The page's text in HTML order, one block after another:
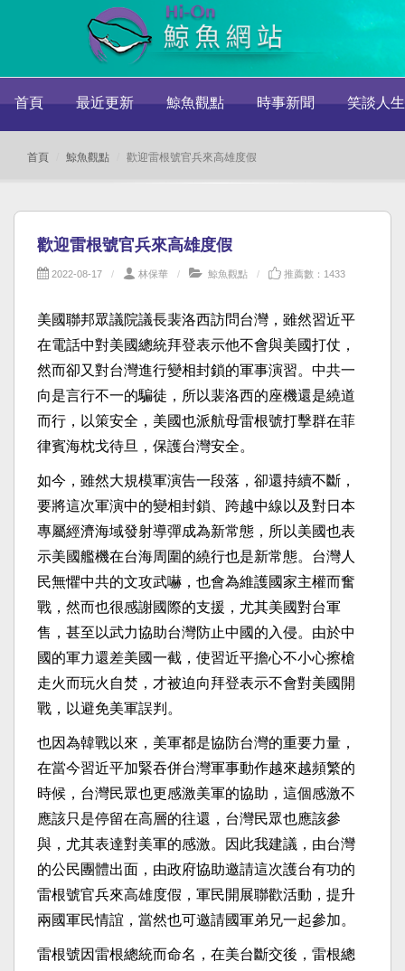
首頁 最近更新 鯨魚觀點 時事新聞 笑談人生
首頁 鯨魚觀點 歡迎雷根號官兵來高雄度假
歡迎雷根號官兵來高雄度假
2022-08-17 林保華 鯨魚觀點 推薦數：1433
美國聯邦眾議院議長裴洛西訪問台灣，雖然習近平
在電話中對美國總統拜登表示他不會與美國打仗，
然而卻又對台灣進行變相封鎖的軍事演習。中共一
向是言行不一的騙徒，所以裴洛西的座機還是繞道
而行，以策安全，美國也派航母雷根號打擊群在菲
律賓海枕戈待旦，保護台灣安全。
如今，雖然大規模軍演告一段落，卻還持續不斷，
要將這次軍演中的變相封鎖、跨越中線以及對日本
專屬經濟海域發射導彈成為新常態，所以美國也表
示美國艦機在台海周圍的繞行也是新常態。台灣人
民無懼中共的文攻武嚇，也會為維護國家主權而奮
戰，然而也很感謝國際的支援，尤其美國對台軍
售，甚至以武力協助台灣防止中國的入侵。由於中
國的軍力還差美國一截，使習近平擔心不小心擦槍
走火而玩火自焚，才被迫向拜登表示不會對美國開
戰，以避免美軍誤判。
也因為韓戰以來，美軍都是協防台灣的重要力量，
在當今習近平加緊吞併台灣軍事動作越來越頻繁的
時候，台灣民眾也更感激美軍的協助，這個感激不
應該只是停留在高層的往還，台灣民眾也應該參
與，尤其表達對美軍的感激。因此我建議，由台灣
的公民團體出面，由政府協助邀請這次護台有功的
雷根號官兵來高雄度假，軍民開展聯歡活動，提升
兩國軍民情誼，當然也可邀請國軍弟兄一起參加。
雷根號因雷根總統而命名，在美台斷交後，雷根總